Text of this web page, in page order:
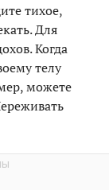
тихое,
Для
Когда
телу
можете